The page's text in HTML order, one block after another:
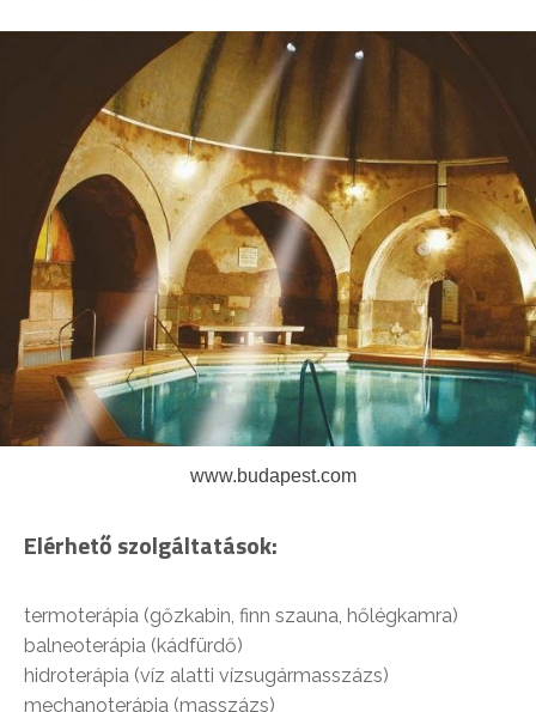
www.budapest.com
Elérhető szolgáltatások:
termoterápia (gőzkabin, finn szauna, hőlégkamra)
balneoterápia (kádfürdő)
hidroterápia (víz alatti vízsugármasszázs)
mechanoterápia (masszázs)